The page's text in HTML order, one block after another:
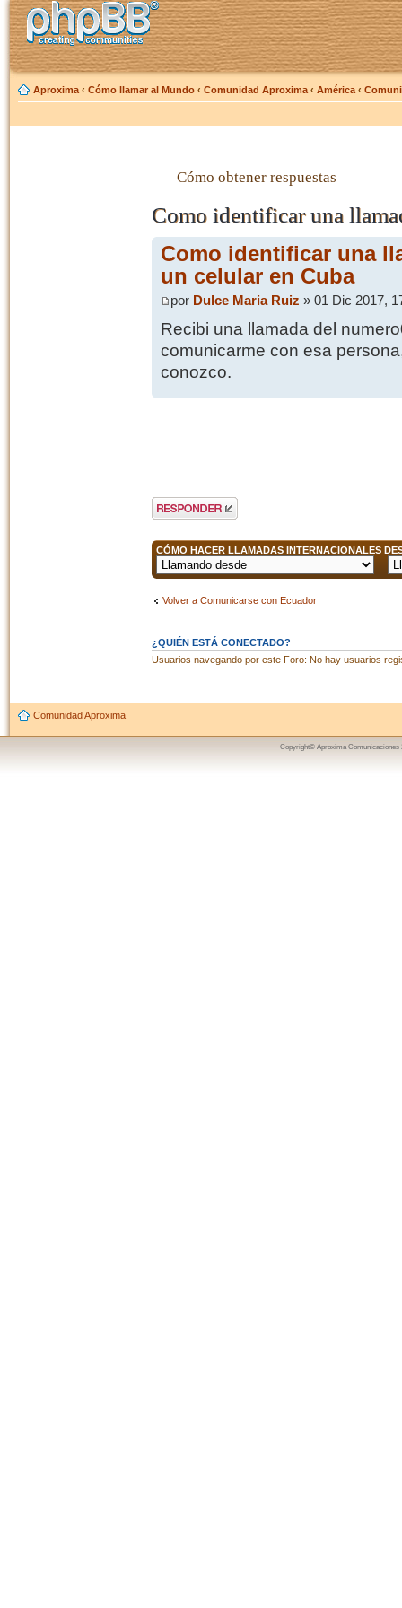
Aproxima ‹ Cómo llamar al Mundo ‹ Comunidad Aproxima ‹ América ‹
Cómo obtener respuestas
Como identificar una
Como identificar una
un celular en Cuba
por Dulce Maria Ruiz » 01 Dic 2017,
Recibi una llamada del
comunicarme con esa
conozco.
Publicar una
respuesta
CÓMO HACER LLAMADAS INTERNACIONALES
Volver a Comunicarse con Ecuador
¿QUIÉN ESTÁ CONECTADO?
Usuarios navegando por este Foro: No hay usuarios
Comunidad Aproxima
Copyright© Aproxima Comunicaciones